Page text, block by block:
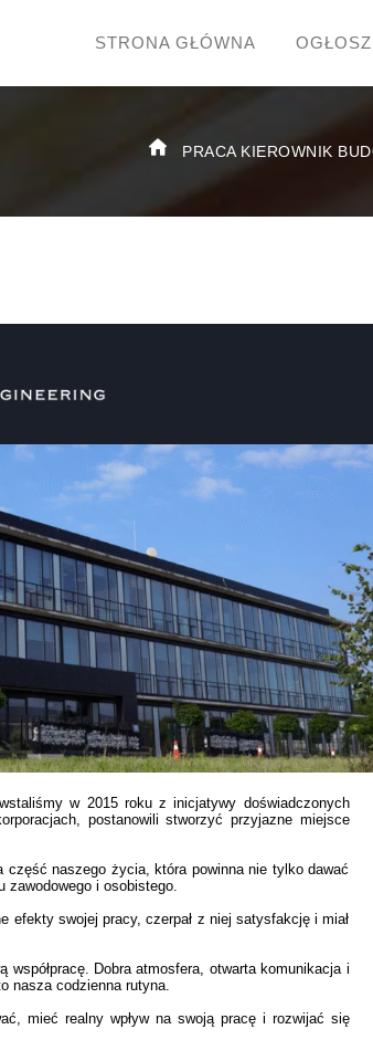
STRONA GŁÓWNA
PRACA KIEROWNIK
w 2015 roku z inicjatywy doświadczonych
postanowili stworzyć przyjazne miejsce
naszego życia, która powinna nie tylko dawać
zawodowego i osobistego.
efekty swojej pracy, czerpał z niej satysfakcję i miał
współpracę. Dobra atmosfera, otwarta komunikacja i
nasza codzienna rutyna.
mieć realny wpływ na swoją pracę i rozwijać się